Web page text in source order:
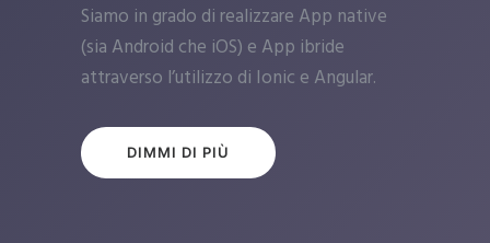
Siamo in grado di realizzare App native
(sia Android che iOS) e App ibride
attraverso l’utilizzo di Ionic e Angular.
DIMMI DI PIÙ